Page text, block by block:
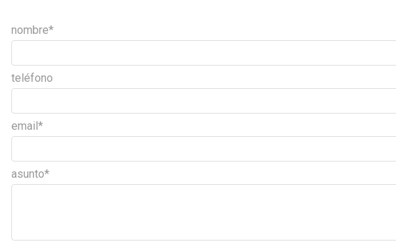
nombre*
teléfono
email*
asunto*